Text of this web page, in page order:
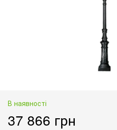
В наявності
37 866 грн